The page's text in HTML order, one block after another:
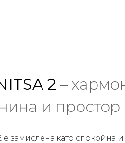
2 –
и простор
е замислена като спокойна